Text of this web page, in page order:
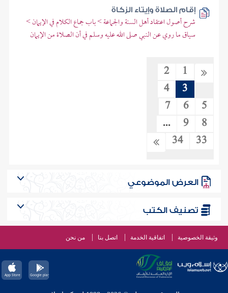
إقام الصلاة وإيتاء الزكاة
شرح أصول اعتقاد أهل السنة والجماعة > باب جماع الكلام في الإيمان >
سياق ما روي عن النبي صلى الله عليه وسلم في أن الصلاة من الإيمان
1
2
3
4
5
6
7
8
9
...
33
34
العرض الموضوعي
تصنيف الكتب
وثيقة الخصوصية اتفاقية الخدمة اتصل بنا من نحن